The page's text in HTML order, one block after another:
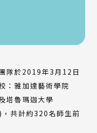
隊於2019年3月12日
：雅加達藝術學院
魯瑪迦大學
計約320名師生前